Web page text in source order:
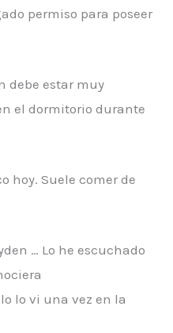
permiso para poseer
debe estar muy
el dormitorio durante
hoy. Suele comer de
… Lo he escuchado
lo vi una vez en la